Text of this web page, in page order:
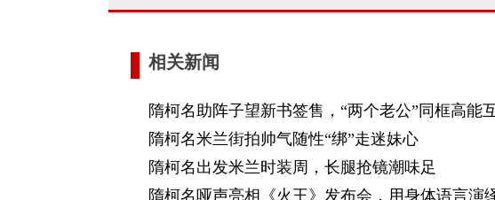
相关新闻
隋柯名助阵子望新书签售，“两个老公”同框高能
隋柯名米兰街拍帅气随性“绑”走迷妹心
隋柯名出发米兰时装周，长腿抢镜潮味足
隋柯名哑声亮相《火王》发布会，用身体语言演